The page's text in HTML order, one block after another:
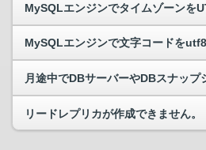
MySQLエンジンで文字コードを
リードレプリカが作成できません。